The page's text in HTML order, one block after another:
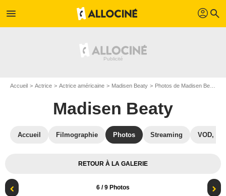
menu profil search
Accueil Actrice Actrice américaine Madisen Beaty Photos de Madisen Beaty
Madisen Beaty
Accueil Filmographie Photos Streaming VOD,
RETOUR À LA GALERIE
6 / 9 Photos